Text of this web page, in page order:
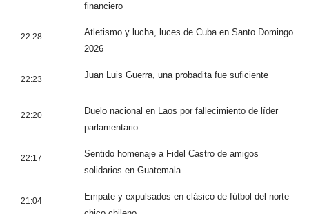
financiero
22:28
Atletismo y lucha, luces de Cuba en Santo Domingo
2026
22:23 Juan Luis Guerra, una probadita fue suficiente
22:20
Duelo nacional en Laos por fallecimiento de líder
parlamentario
22:17
Sentido homenaje a Fidel Castro de amigos
solidarios en Guatemala
21:04
Empate y expulsados en clásico de fútbol del norte